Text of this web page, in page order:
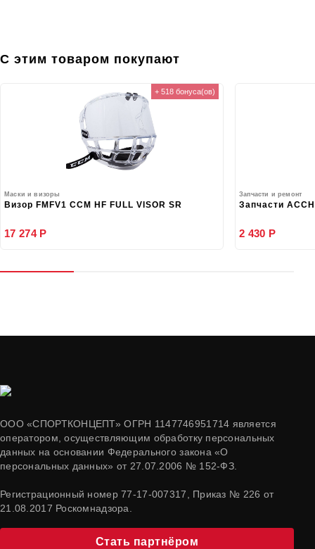
С этим товаром покупают
+ 518 бонуса(ов)
Маски и визоры
Визор FMFV1 CCM HF FULL VISOR SR
17 274 Р
Запчасти и ремонт
Запчасти
2 430 Р
ООО «СПОРТКОНЦЕПТ» ОГРН 1147746951714 является
оператором, осуществляющим обработку персональных
данных на основании Федерального закона «О
персональных данных» от 27.07.2006 № 152-ФЗ.
Регистрационный номер 77-17-007317, Приказ № 226 от
21.08.2017 Роскомнадзора.
Стать партнёром